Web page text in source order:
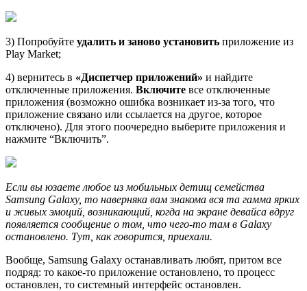
3) Попробуйте удалить и заново установить приложение из
Play Market;
4) вернитесь в «Диспетчер приложений» и найдите
отключенные приложения. Включите все отключенные
приложения (возможно ошибка возникает из-за того, что
приложение связано или ссылается на другое, которое
отключено). Для этого поочередно выберите приложения и
нажмите “Включить”.
Если вы юзаете любое из мобильных детищ семейства
Samsung Galaxy, то наверняка вам знакома вся та гамма ярких
и живых эмоций, возникающий, когда на экране девайса вдруг
появляется сообщение о том, что чего-то там в Galaxy
остановлено. Тут, как говорится, приехали.
Вообще, Samsung Galaxy останавливать любят, притом все
подряд: то какое-то приложение остановлено, то процесс
остановлен, то системный интерфейс остановлен.